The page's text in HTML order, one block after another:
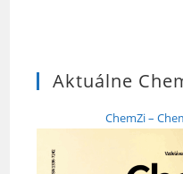
Aktuálne
ChemZi –